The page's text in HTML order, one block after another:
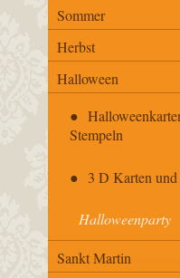
Sommer
Herbst
Halloween
Stempeln
3 D Karten
Halloweenparty
Sankt Martin